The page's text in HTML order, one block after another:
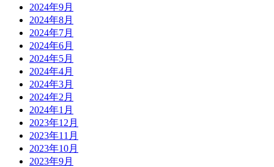
2024年9月
2024年8月
2024年7月
2024年6月
2024年5月
2024年4月
2024年3月
2024年2月
2024年1月
2023年12月
2023年11月
2023年10月
2023年9月